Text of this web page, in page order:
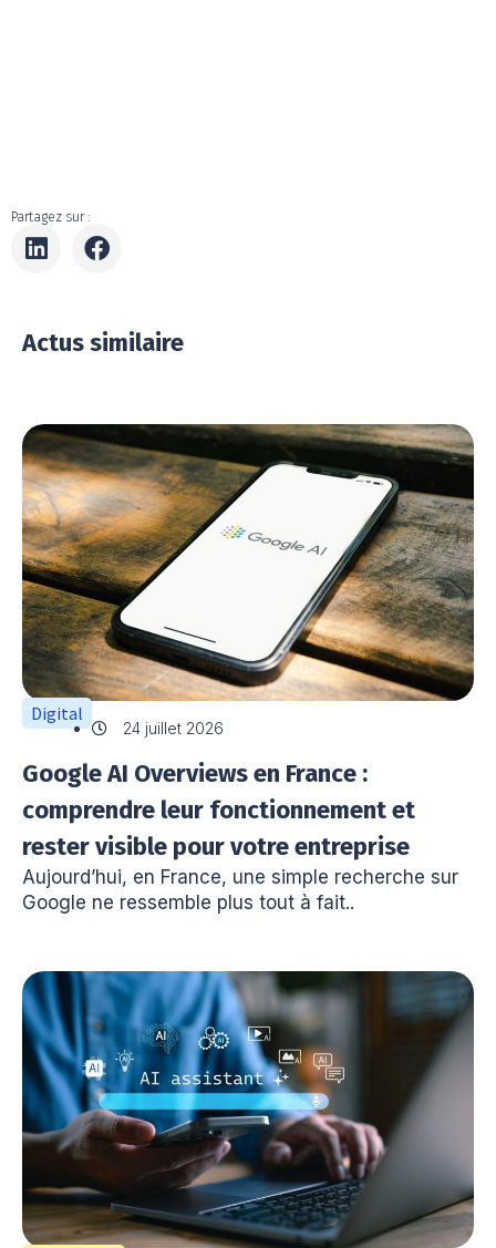
Partagez sur :
Actus similaire
Digital
24 juillet 2026
Google AI Overviews en France :
comprendre leur fonctionnement et
rester visible pour votre entreprise
Aujourd’hui, en France, une simple recherche sur
Google ne ressemble plus tout à fait..